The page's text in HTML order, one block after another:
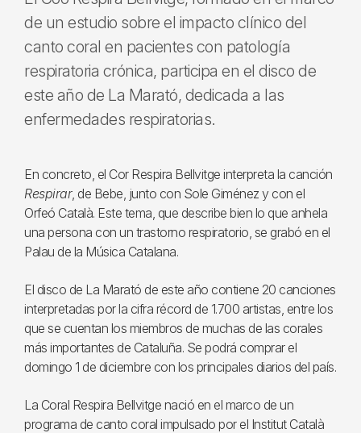
de un estudio sobre el impacto clínico del
canto coral en pacientes con patología
respiratoria crónica, participa en el disco de
este año de La Marató, dedicada a las
enfermedades respiratorias.
En concreto, el Cor Respira Bellvitge interpreta la canción
Respirar, de Bebe, junto con Sole Giménez y con el
Orfeó Català. Este tema, que describe bien lo que anhela
una persona con un trastorno respiratorio, se grabó en el
Palau de la Música Catalana.
El disco de La Marató de este año contiene 20 canciones
interpretadas por la cifra récord de 1.700 artistas, entre los
que se cuentan los miembros de muchas de las corales
más importantes de Cataluña. Se podrá comprar el
domingo 1 de diciembre con los principales diarios del país.
La Coral Respira Bellvitge nació en el marco de un
programa de canto coral impulsado por el Institut Català